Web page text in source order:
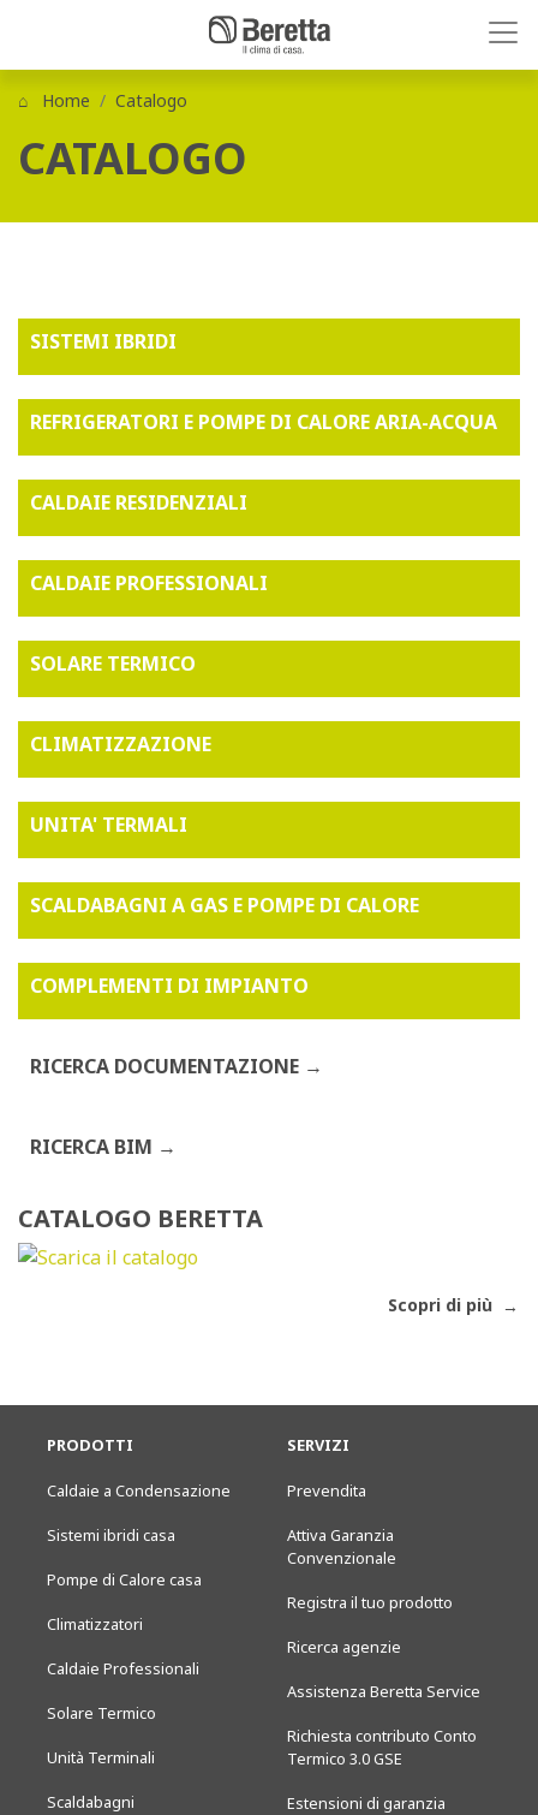
Home Catalogo
CATALOGO
SISTEMI IBRIDI
REFRIGERATORI E POMPE DI CALORE ARIA-ACQUA
CALDAIE RESIDENZIALI
CALDAIE PROFESSIONALI
SOLARE TERMICO
CLIMATIZZAZIONE
UNITA' TERMALI
SCALDABAGNI A GAS E POMPE DI CALORE
COMPLEMENTI DI IMPIANTO
RICERCA DOCUMENTAZIONE
RICERCA BIM
CATALOGO BERETTA
Scopri di più
PRODOTTI
Caldaie a Condensazione
Sistemi ibridi casa
Pompe di Calore casa
Climatizzatori
Caldaie Professionali
Solare Termico
Unità Terminali
Scaldabagni
SERVIZI
Prevendita
Attiva Garanzia
Convenzionale
Registra il tuo prodotto
Ricerca agenzie
Assistenza Beretta Service
Richiesta contributo Conto
Termico 3.0 GSE
Estensioni di garanzia